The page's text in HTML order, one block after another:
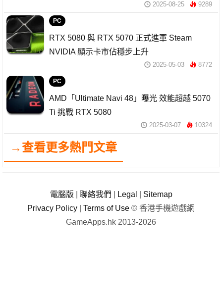
2025-08-25 9289
PC
RTX 5080 與 RTX 5070 正式進軍 Steam
NVIDIA 顯示卡市佔穩步上升
2025-05-03 8772
PC
AMD「Ultimate Navi 48」曝光 效能超越 5070
Ti 挑戰 RTX 5080
2025-03-07 10324
→查看更多熱門文章
電腦版 聯絡我們 Legal
Sitemap
Privacy Policy
Terms of Use © 香港手機遊戲網
GameApps.hk 2013-2026